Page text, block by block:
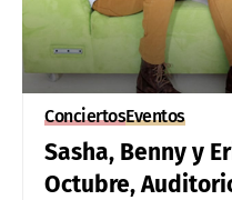
ConciertosEventos
Sasha, Benny y
Octubre,